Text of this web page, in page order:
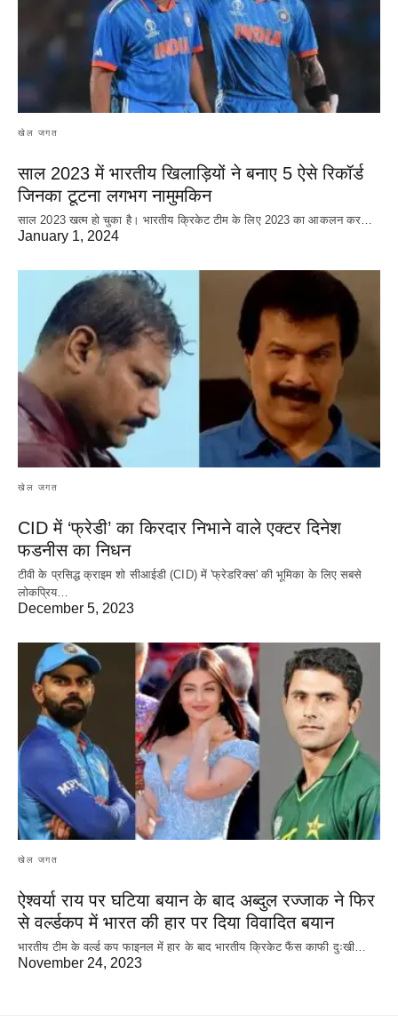
खेल जगत
साल 2023 में भारतीय खिलाड़ियों ने बनाए 5 ऐसे रिकॉर्ड
जिनका टूटना लगभग नामुमकिन
साल 2023 खत्म हो चुका है। भारतीय क्रिकेट‌ टीम के लिए 2023 का आकलन कर…
January 1, 2024
खेल जगत
CID में ‘फ्रेडी’ का किरदार निभाने वाले एक्टर दिनेश
फडनीस का निधन
टीवी के प्रसिद्ध क्राइम शो सीआईडी (CID) में 'फ्रेडरिक्स' की भूमिका के लिए सबसे
लोकप्रिय…
December 5, 2023
खेल जगत
ऐश्वर्या राय पर‌ घटिया बयान के बाद अब्दुल रज्जाक ने फिर
से वर्ल्डकप में भारत की हार पर दिया विवादित बयान
भारतीय टीम के वर्ल्ड कप फाइनल में हार के‌ बाद भारतीय क्रिकेट फैंस काफी दुःखी…
November 24, 2023